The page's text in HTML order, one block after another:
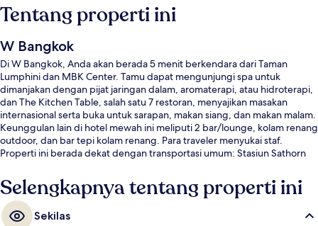
Tentang properti ini
W Bangkok
Di W Bangkok, Anda akan berada 5 menit berkendara dari Taman
Lumphini dan MBK Center. Tamu dapat mengunjungi spa untuk
dimanjakan dengan pijat jaringan dalam, aromaterapi, atau hidroterapi,
dan The Kitchen Table, salah satu 7 restoran, menyajikan masakan
internasional serta buka untuk sarapan, makan siang, dan makan malam.
Keunggulan lain di hotel mewah ini meliputi 2 bar/lounge, kolam renang
outdoor, dan bar tepi kolam renang. Para traveler menyukai staf.
Properti ini berada dekat dengan transportasi umum: Stasiun Sathorn
Selengkapnya tentang properti ini
Sekilas